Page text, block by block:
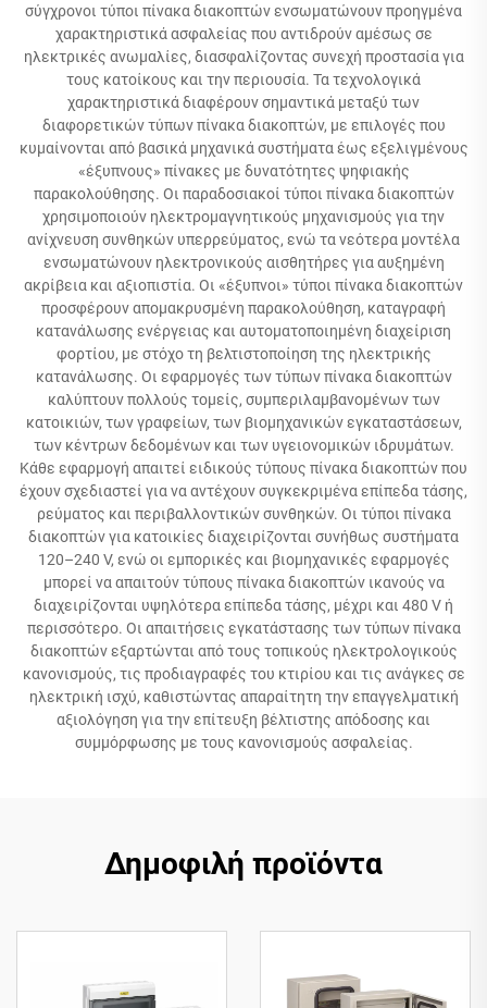
σύγχρονοι τύποι πίνακα διακοπτών ενσωματώνουν προηγμένα
χαρακτηριστικά ασφαλείας που αντιδρούν αμέσως σε
ηλεκτρικές ανωμαλίες, διασφαλίζοντας συνεχή προστασία για
τους κατοίκους και την περιουσία. Τα τεχνολογικά
χαρακτηριστικά διαφέρουν σημαντικά μεταξύ των
διαφορετικών τύπων πίνακα διακοπτών, με επιλογές που
κυμαίνονται από βασικά μηχανικά συστήματα έως εξελιγμένους
«έξυπνους» πίνακες με δυνατότητες ψηφιακής
παρακολούθησης. Οι παραδοσιακοί τύποι πίνακα διακοπτών
χρησιμοποιούν ηλεκτρομαγνητικούς μηχανισμούς για την
ανίχνευση συνθηκών υπερρεύματος, ενώ τα νεότερα μοντέλα
ενσωματώνουν ηλεκτρονικούς αισθητήρες για αυξημένη
ακρίβεια και αξιοπιστία. Οι «έξυπνοι» τύποι πίνακα διακοπτών
προσφέρουν απομακρυσμένη παρακολούθηση, καταγραφή
κατανάλωσης ενέργειας και αυτοματοποιημένη διαχείριση
φορτίου, με στόχο τη βελτιστοποίηση της ηλεκτρικής
κατανάλωσης. Οι εφαρμογές των τύπων πίνακα διακοπτών
καλύπτουν πολλούς τομείς, συμπεριλαμβανομένων των
κατοικιών, των γραφείων, των βιομηχανικών εγκαταστάσεων,
των κέντρων δεδομένων και των υγειονομικών ιδρυμάτων.
Κάθε εφαρμογή απαιτεί ειδικούς τύπους πίνακα διακοπτών που
έχουν σχεδιαστεί για να αντέχουν συγκεκριμένα επίπεδα τάσης,
ρεύματος και περιβαλλοντικών συνθηκών. Οι τύποι πίνακα
διακοπτών για κατοικίες διαχειρίζονται συνήθως συστήματα
120–240 V, ενώ οι εμπορικές και βιομηχανικές εφαρμογές
μπορεί να απαιτούν τύπους πίνακα διακοπτών ικανούς να
διαχειρίζονται υψηλότερα επίπεδα τάσης, μέχρι και 480 V ή
περισσότερο. Οι απαιτήσεις εγκατάστασης των τύπων πίνακα
διακοπτών εξαρτώνται από τους τοπικούς ηλεκτρολογικούς
κανονισμούς, τις προδιαγραφές του κτιρίου και τις ανάγκες σε
ηλεκτρική ισχύ, καθιστώντας απαραίτητη την επαγγελματική
αξιολόγηση για την επίτευξη βέλτιστης απόδοσης και
συμμόρφωσης με τους κανονισμούς ασφαλείας.
Δημοφιλή προϊόντα